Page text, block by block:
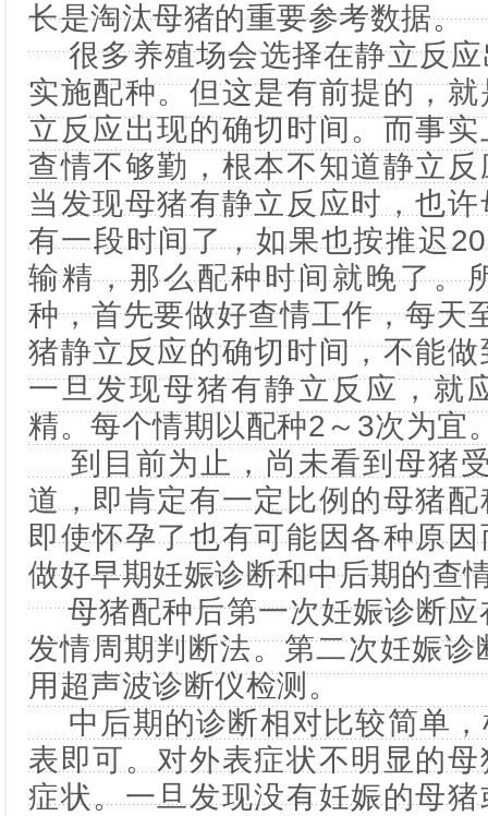
长是淘汰母猪的重要参考数据。
很多养殖场会选择在静立反应
实施配种。但这是有前提的，
立反应出现的确切时间。而事
查情不够勤，根本不知道静立
当发现母猪有静立反应时，也
有一段时间了，如果也按推迟
输精，那么配种时间就晚了。
种，首先要做好查情工作，每天
猪静立反应的确切时间，不能
一旦发现母猪有静立反应，就
精。每个情期以配种2～3次为宜
到目前为止，尚未看到母猪
道，即肯定有一定比例的母猪
即使怀孕了也有可能因各种原
做好早期妊娠诊断和中后期的查
母猪配种后第一次妊娠诊断应
发情周期判断法。第二次妊娠
用超声波诊断仪检测。
中后期的诊断相对比较简单，
表即可。对外表症状不明显的
症状。一旦发现没有妊娠的母